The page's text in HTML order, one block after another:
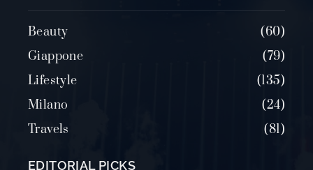
Beauty
60
Giappone
79
Lifestyle
135
Milano
24
Travels
81
EDITORIAL PICKS